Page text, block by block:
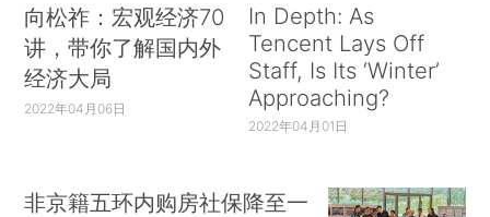
向松祚：宏观经济70
讲，带你了解国内外
经济大局
2022年04月06日
In Depth: As
Tencent Lays Off
Staff, Is Its ‘Winter’
Approaching?
2022年04月01日
非京籍五环内购房社保降至一